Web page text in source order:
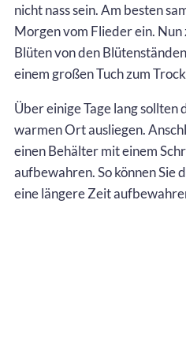
nicht nass sein. Am besten
Morgen vom Flieder ein. Nun
Blüten von den
einem großen Tuch zum
Über einige Tage lang sollten
warmen Ort ausliegen.
einen Behälter mit einem
aufbewahren. So können Sie
eine längere Zeit